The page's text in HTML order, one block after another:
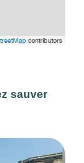
contributors
sauver